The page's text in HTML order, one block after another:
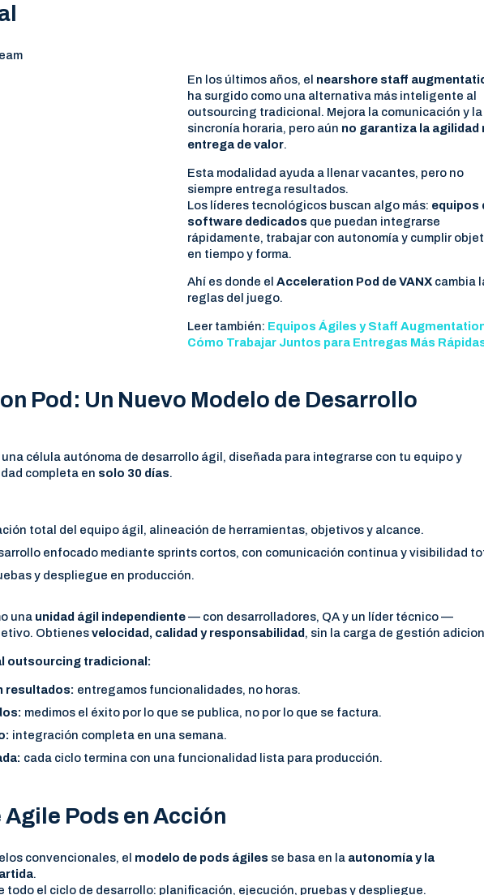
En los últimos años, el nearshore staff
ha surgido como una alternativa más inteligente al
outsourcing tradicional. Mejora la comunicación y la
sincronía horaria, pero aún no garantiza la agilidad
entrega de valor.
Esta modalidad ayuda a llenar vacantes, pero no
siempre entrega resultados.
Los líderes tecnológicos buscan algo más: equipos
software dedicados que puedan integrarse
rápidamente, trabajar con autonomía y cumplir
en tiempo y forma.
Ahí es donde elAcceleration Pod de VANX cambia
reglas del juego.
Leer también: Equipos Ágiles y Staff
Cómo Trabajar Juntos para Entregas Más
Pod: Un Nuevo Modelo de Desarrollo
una célula autónoma de desarrollo ágil, diseñada para integrarse con tu equipo y
completa en solo 30 días.
total del equipo ágil, alineación de herramientas, objetivos y alcance.
enfocado mediante sprints cortos, con comunicación continua y visibilidad
y despliegue en producción.
una unidad ágil independiente— con desarrolladores, QA y un líder técnico —
Obtienesvelocidad, calidad y responsabilidad, sin la carga de gestión
outsourcing tradicional:
resultados: entregamos funcionalidades, no horas.
medimos el éxito por lo que se publica, no por lo que se factura.
integración completa en una semana.
cada ciclo termina con una funcionalidad lista para producción.
Agile Pods en Acción
convencionales, el modelo de pods ágiles se basa en la autonomía y la
.
todo el ciclo de desarrollo: planificación, ejecución, pruebas y despliegue.